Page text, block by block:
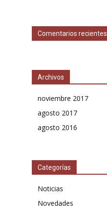
Comentarios recientes
Archivos
noviembre 2017
agosto 2017
agosto 2016
Categorías
Noticias
Novedades